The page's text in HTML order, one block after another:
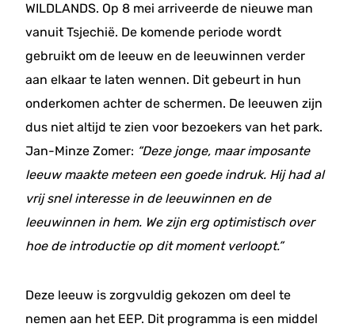
WILDLANDS. Op 8 mei arriveerde de nieuwe man
vanuit Tsjechië. De komende periode wordt
gebruikt om de leeuw en de leeuwinnen verder
aan elkaar te laten wennen. Dit gebeurt in hun
onderkomen achter de schermen. De leeuwen zijn
dus niet altijd te zien voor bezoekers van het park.
Jan-Minze Zomer: “Deze jonge, maar imposante
leeuw maakte meteen een goede indruk. Hij had al
vrij snel interesse in de leeuwinnen en de
leeuwinnen in hem. We zijn erg optimistisch over
hoe de introductie op dit moment verloopt.”
Deze leeuw is zorgvuldig gekozen om deel te
nemen aan het EEP. Dit programma is een middel